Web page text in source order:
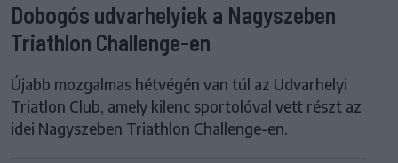
Dobogós udvarhelyiek a Nagyszeben
Triathlon Challenge-en
Újabb mozgalmas hétvégén van túl az Udvarhelyi
Triatlon Club, amely kilenc sportolóval vett részt az
idei Nagyszeben Triathlon Challenge-en.